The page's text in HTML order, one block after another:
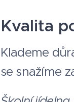
Kvalita
Klademe
se snažíme